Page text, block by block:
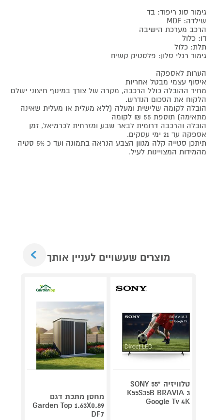
גימור סוג ריפוד: בד
שילדה: MDF
הרכב מערכת הישיבה
דו: כלול
תלת: כלול
גימור רגלי סלון: פלסטיק קשיח
הערות לאספקה
איסוף עצמי מבטל אחריות
מחיר ההובלה כולל הרכבה, מקרה של צורך במינוף חיצוני ישלם
הלקוח את הסכום הנדרש.
הובלה לקומה שלישית ומעלה (ללא מעלית או מעלית שאינה
מתאימה) תוספת 55 ₪ לקומה
הובלה והרכבה דרומית לבאר שבע ומזרחית לכרמיאל, זמן
אספקה עד 21 ימי עסקים.
תיתכן סטייה קלה מגוון הצבע הנראה בתמונה ועד כ 5% סטיה
מהמידות המצויינות לעיל.
מוצרים שעשויים לעניין אותך
טלוויזיה "55 SONY
K55S35B BRAVIA 3
Google Tv 4K
מחסן מתכת דגם
Garden Top 1.63X0.89
DF7